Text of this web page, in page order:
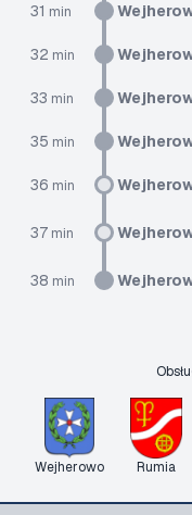
31 min
32 min
33 min
35 min
36 min
37 min
38 min
Wejherowo Rumia